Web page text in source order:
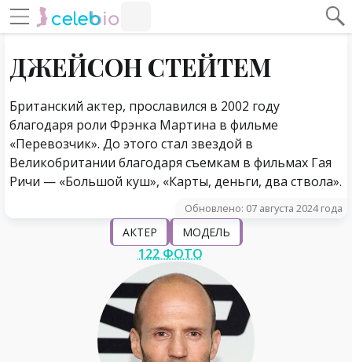
Навигация по сайту
ДЖЕЙСОН СТЕЙТЕМ
Британский актер, прославился в 2002 году
благодаря роли Фрэнка Мартина в фильме
«Перевозчик». До этого стал звездой в
Великобритании благодаря съемкам в фильмах Гая
Ричи — «Большой куш», «Карты, деньги, два ствола».
Обновлено: 07 августа 2024 года
АКТЕР МОДЕЛЬ
122 ФОТО